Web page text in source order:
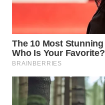
WAHANA
WAHANA
HEALTH
WAHANA
DESA
WISATA